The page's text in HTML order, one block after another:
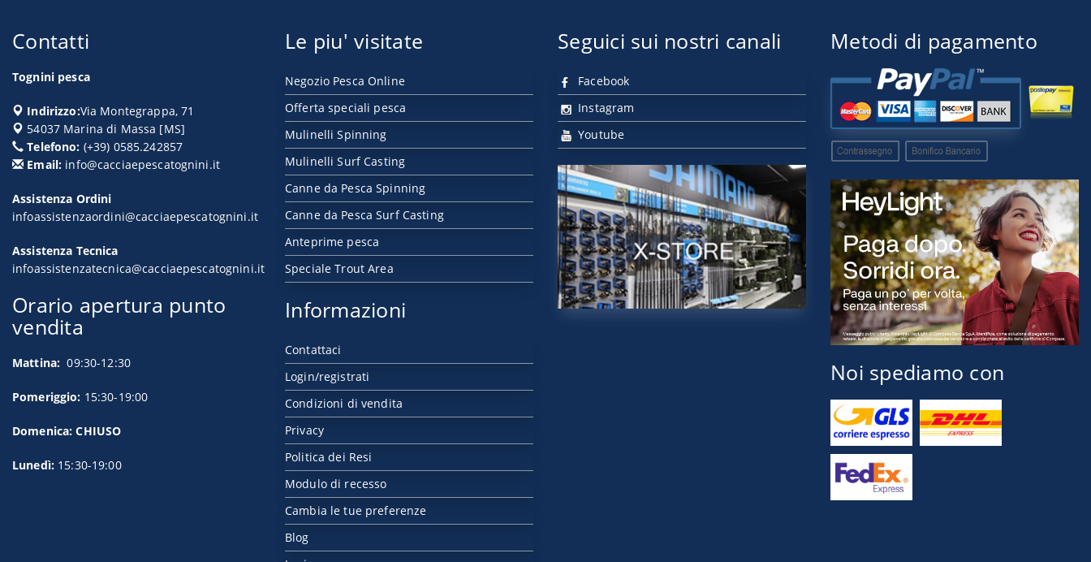
Contatti
Tognini pesca
Indirizzo:Via Montegrappa, 71
54037 Marina di Massa [MS]
Telefono: (+39) 0585.242857
Email: info@cacciaepescatognini.it
Assistenza Ordini
infoassistenzaordini@cacciaepescatognini.it
Assistenza Tecnica
infoassistenzatecnica@cacciaepescatognini.it
Orario apertura punto
vendita
Mattina: 09:30-12:30
Pomeriggio: 15:30-19:00
Domenica: CHIUSO
Lunedì: 15:30-19:00
Le piu' visitate
Negozio Pesca Online
Offerta speciali pesca
Mulinelli Spinning
Mulinelli Surf Casting
Canne da Pesca Spinning
Canne da Pesca Surf Casting
Anteprime pesca
Speciale Trout Area
Informazioni
Contattaci
Login/registrati
Condizioni di vendita
Privacy
Politica dei Resi
Modulo di recesso
Cambia le tue preferenze
Blog
Seguici sui nostri canali
Facebook
Instagram
Youtube
Metodi di pagamento
Noi spediamo con